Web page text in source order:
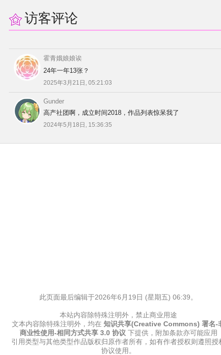
访客评论
霍青娥娘娘诶
24年一年13张？
2025年3月21日, 05:21:03
Gunder
高产社团啊，成立时间2018，作品列表惊呆我了
2024年5月18日, 15:36:35
此页面最后编辑于2026年6月19日 (星期五) 06:39。
本站内容除特殊注明外，禁止商业用途
文本内容除特殊注明外，均在 知识共享(Creative Commons) 署名-
商业性使用-相同方式共享 3.0 协议 下提供，附加条款亦可能应用
引用类型与其他类型作品版权归原作者所有，如有作者授权则遵照授
协议使用。